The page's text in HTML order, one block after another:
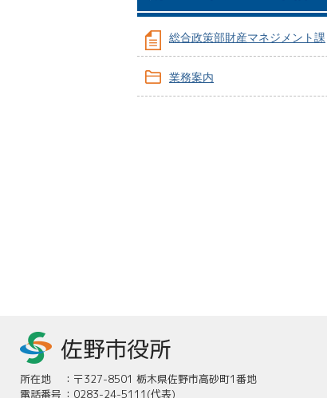
総合政策部財産マネジメント課
業務案内
所在地 ： 〒327-8501 栃木県佐野市高砂町1番地
電話番号 ： 0283-24-5111(代表)